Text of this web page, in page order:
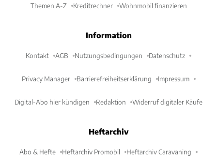
Themen A-Z Kreditrechner Wohnmobil finanzieren
Information
Kontakt AGB Nutzungsbedingungen Datenschutz
Privacy Manager Barrierefreiheitserklärung Impressum
Digital-Abo hier kündigen Redaktion Widerruf digitaler Käufe
Heftarchiv
Abo & Hefte Heftarchiv Promobil Heftarchiv Caravaning